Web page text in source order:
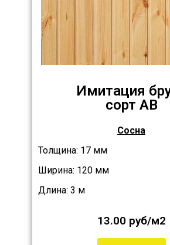
Имитация
сорт АB
Сосна
Толщина: 17 мм
Ширина: 120 мм
Длина: 3 м
13.00 руб/м2